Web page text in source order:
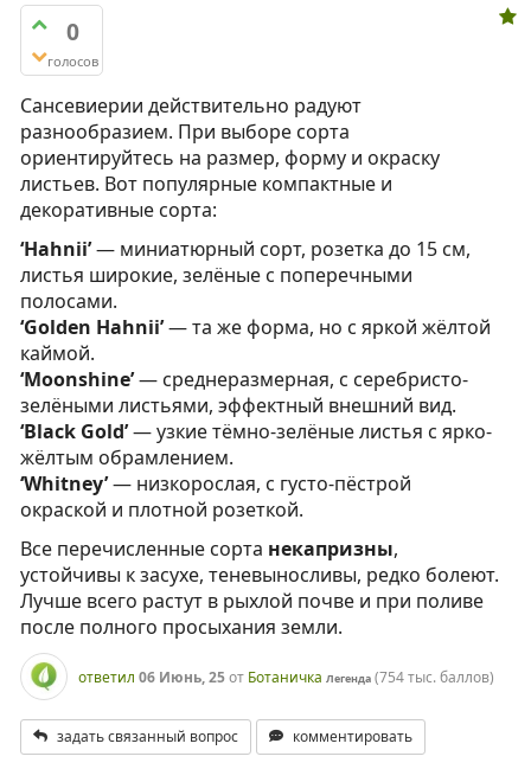
0
голосов
Сансевиерии действительно радуют
разнообразием. При выборе сорта
ориентируйтесь на размер, форму и окраску
листьев. Вот популярные компактные и
декоративные сорта:
‘Hahnii’— миниатюрный сорт, розетка до 15 см,
листья широкие, зелёные с поперечными
полосами.
‘Golden Hahnii’— та же форма, но с яркой жёлтой
каймой.
‘Moonshine’— среднеразмерная, с серебристо-
зелёными листьями, эффектный внешний вид.
‘Black Gold’— узкие тёмно-зелёные листья с ярко-
жёлтым обрамлением.
‘Whitney’— низкорослая, с густо-пёстрой
окраской и плотной розеткой.
Все перечисленные сорта некапризны,
устойчивы к засухе, теневыносливы, редко болеют.
Лучше всего растут в рыхлой почве и при поливе
после полного просыхания земли.
ответил 06 Июнь, 25от Ботаничка Легенда (754 тыс.баллов)
задать связанный вопрос комментировать